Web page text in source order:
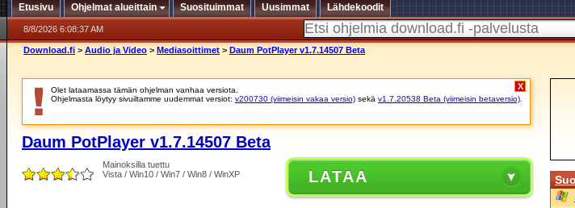
Etusivu Ohjelmat alueittain Suosituimmat Uusimmat Lähdekoodit
8/8/2026 6:08:37 AM
Download.fi > Audio ja Video > Mediasoittimet > Daum PotPlayer v1.7.14507 Beta
Olet lataamassa tämän ohjelman vanhaa versiota.
Ohjelmasta löytyy sivuiltamme uudemmat versiot: v200730 (viimeisin vakaa versio) sekä v1.7.20538 Beta (viimeisin betaversio)
X
Daum PotPlayer v1.7.14507 Beta
Mainoksilla tuettu
Vista / Win10 / Win7 / Win8 / WinXP
LATAA